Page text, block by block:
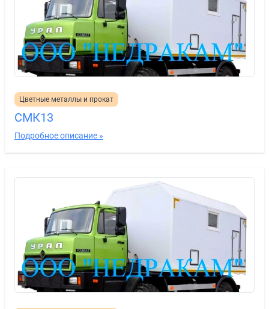
Цветные металлы и прокат
СМК13
Подробное описание »